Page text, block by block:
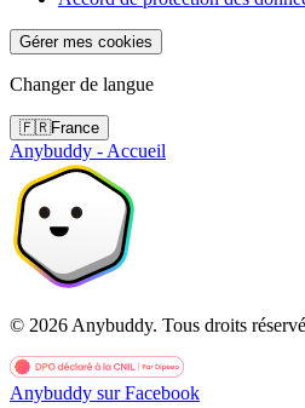
Gérer mes cookies
Changer de langue
🇫🇷France
Anybuddy - Accueil
© 2026 Anybuddy. Tous droits
Anybuddy sur Facebook